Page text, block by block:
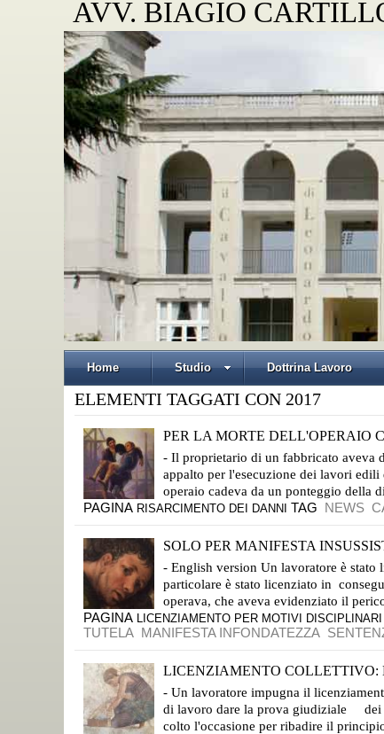
AVV. BIAGIO
Home Studio Dottrina Lavoro
ELEMENTI TAGGATI CON 2017
PER LA MORTE DELL'OPERAIO
- Il proprietario di un fabbricato aveva
appalto per l'esecuzione dei lavori
operaio cadeva da un ponteggio della
PAGINA RISARCIMENTO DEI DANNI TAG NEWS
SOLO PER MANIFESTA
- English version Un lavoratore è
particolare è stato licenziato in
operava, che aveva evidenziato il
PAGINA LICENZIAMENTO PER MOTIVI DISCIPLINARI
TUTELA MANIFESTA INFONDATEZZA
LICENZIAMENTO COLLETTIVO:
- Un lavoratore impugna il
di lavoro dare la prova giudiziale dei
colto l'occasione per ribadire il